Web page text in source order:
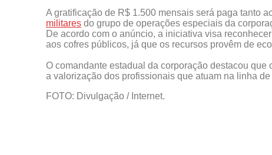
A gratificação de R$ 1.500 mensais será paga tanto
militares do grupo de operações especiais da
De acordo com o anúncio, a iniciativa visa
aos cofres públicos, já que os recursos provêm de
O comandante estadual da corporação destacou
a valorização dos profissionais que atuam na linha
FOTO: Divulgação / Internet.